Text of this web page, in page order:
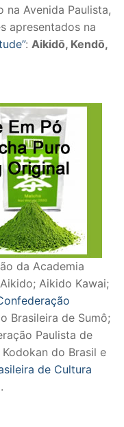
na Avenida Paulista,
apresentados na
: Aikidō, Kendō,
da Academia
Aikido Kawai;
Brasileira de Sumô;
Paulista de
do Brasil e
de Cultura
.